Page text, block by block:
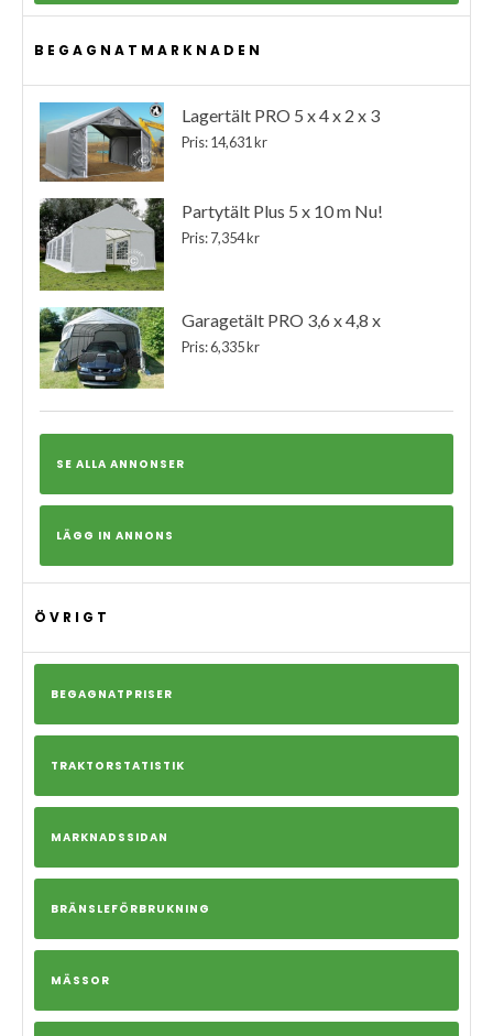
BEGAGNATMARKNADEN
Lagertält PRO 5 x 4 x 2 x 3
Pris: 14,631 kr
Partytält Plus 5 x 10 m Nu!
Pris: 7,354 kr
Garagetält PRO 3,6 x 4,8 x
Pris: 6,335 kr
SE ALLA ANNONSER
LÄGG IN ANNONS
ÖVRIGT
BEGAGNATPRISER
TRAKTORSTATISTIK
MARKNADSSIDAN
BRÄNSLEFÖRBRUKNING
MÄSSOR